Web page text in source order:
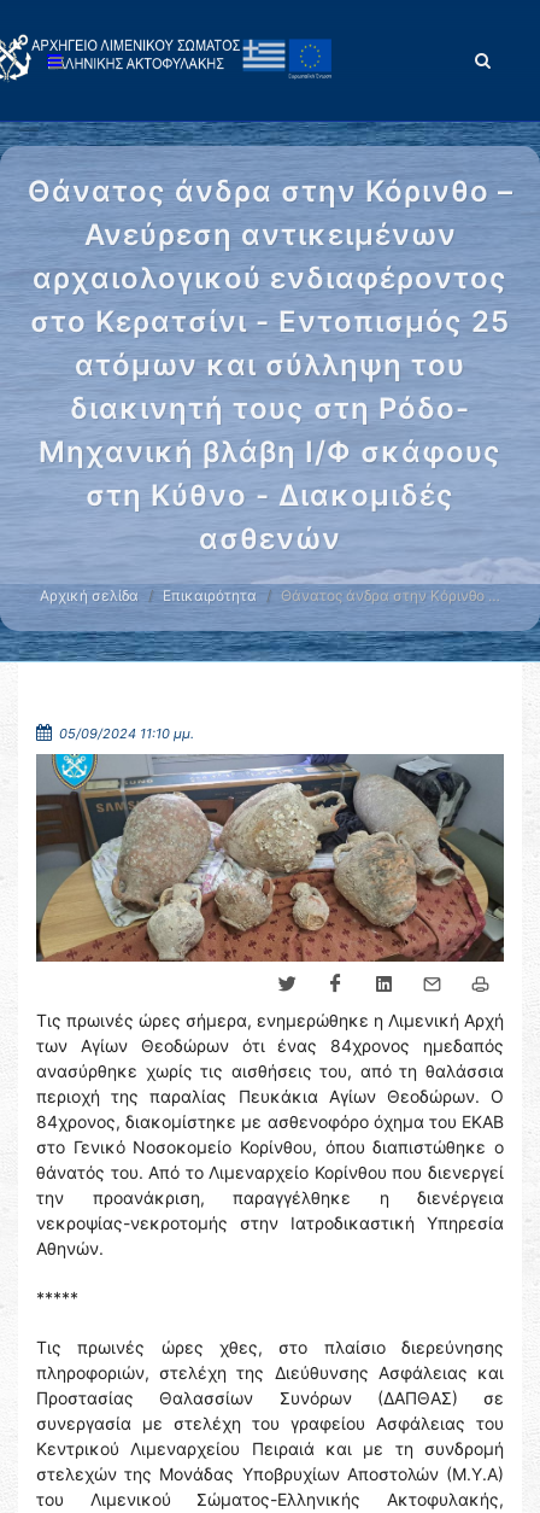
Θάνατος άνδρα στην Κόρινθο –
Ανεύρεση αντικειμένων
αρχαιολογικού ενδιαφέροντος
στο Κερατσίνι - Εντοπισμός 25
ατόμων και σύλληψη του
διακινητή τους στη Ρόδο-
Μηχανική βλάβη Ι/Φ σκάφους
στη Κύθνο - Διακομιδές
ασθενών
Αρχική σελίδα Επικαιρότητα Θάνατος άνδρα στην Κόρινθο …
05/09/2024 11:10 μμ.
Τις πρωινές ώρες σήμερα, ενημερώθηκε η Λιμενική Αρχή
των Αγίων Θεοδώρων ότι ένας 84χρονος ημεδαπός
ανασύρθηκε χωρίς τις αισθήσεις του, από τη θαλάσσια
περιοχή της παραλίας Πευκάκια Αγίων Θεοδώρων. Ο
84χρονος, διακομίστηκε με ασθενοφόρο όχημα του ΕΚΑΒ
στο Γενικό Νοσοκομείο Κορίνθου, όπου διαπιστώθηκε ο
θάνατός του. Από το Λιμεναρχείο Κορίνθου που διενεργεί
την προανάκριση, παραγγέλθηκε η διενέργεια
νεκροψίας-νεκροτομής στην Ιατροδικαστική Υπηρεσία
Αθηνών.
*****
Τις πρωινές ώρες χθες, στο πλαίσιο διερεύνησης
πληροφοριών, στελέχη της Διεύθυνσης Ασφάλειας και
Προστασίας Θαλασσίων Συνόρων (ΔΑΠΘΑΣ) σε
συνεργασία με στελέχη του γραφείου Ασφάλειας του
Κεντρικού Λιμεναρχείου Πειραιά και με τη συνδρομή
στελεχών της Μονάδας Υποβρυχίων Αποστολών (Μ.Υ.Α)
του Λιμενικού Σώματος-Ελληνικής Ακτοφυλακής,